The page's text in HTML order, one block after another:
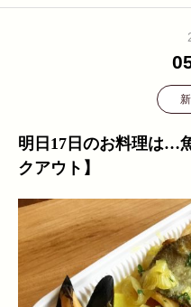
明日17日のお料理は…
クアウト】